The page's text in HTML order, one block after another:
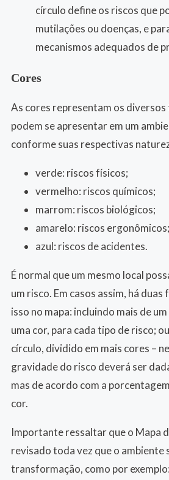
círculo define os riscos que
mutilações ou doenças, e
mecanismos adequados de
Cores
As cores representam os
podem se apresentar em um
conforme suas respectivas
verde: riscos físicos;
vermelho: riscos químicos;
marrom: riscos biológicos;
amarelo: riscos ergonômicos;
azul: riscos de acidentes.
É normal que um mesmo local
um risco. Em casos assim, há
isso no mapa: incluindo mais de
uma cor, para cada tipo de risco;
círculo, dividido em mais cores –
gravidade do risco deverá ser
mas de acordo com a
cor.
Importante ressaltar que o Mapa
revisado toda vez que o
transformação, como por